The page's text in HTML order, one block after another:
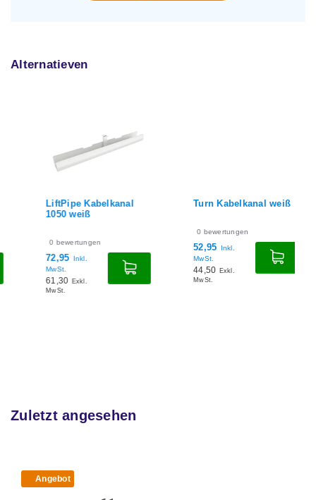
Alternatieven
LiftPipe Kabelkanal
1050 weiß
bewertungen
72,95Inkl.
61,30Exkl.
Turn Kabelkanal weiß
bewertungen
52,95Inkl.
44,50Exkl.
Zuletzt angesehen
Angebot